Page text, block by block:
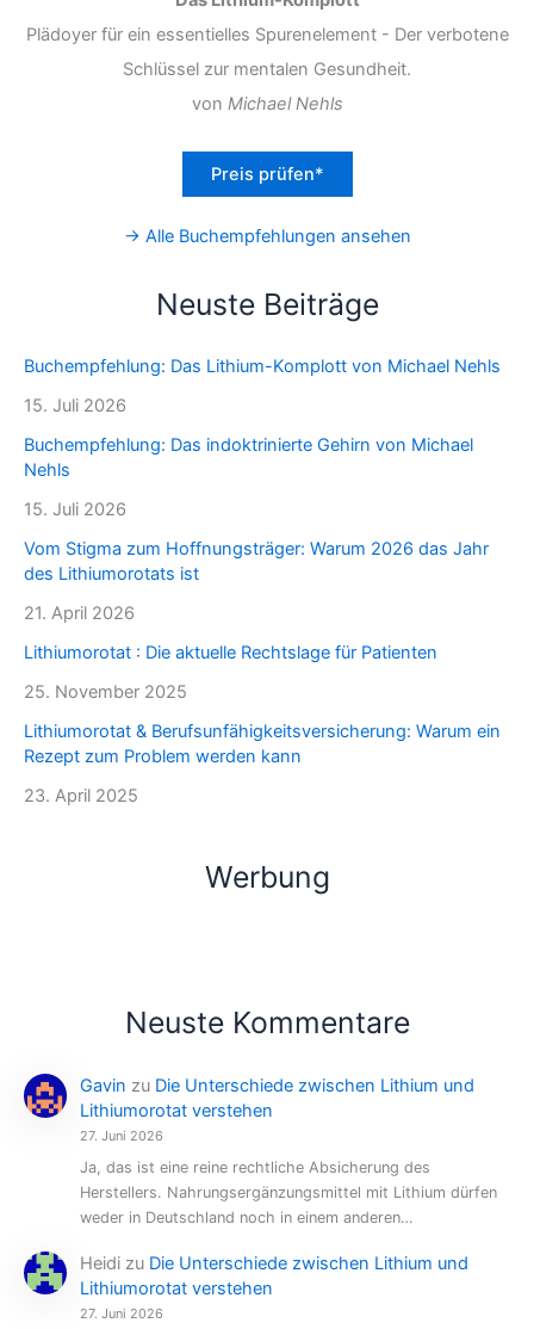
Plädoyer für ein essentielles Spurenelement - Der verbotene
Schlüssel zur mentalen Gesundheit.
von Michael Nehls
Preis prüfen*
→ Alle Buchempfehlungen ansehen
Neuste Beiträge
Buchempfehlung: Das Lithium-Komplott von Michael Nehls
15. Juli 2026
Buchempfehlung: Das indoktrinierte Gehirn von Michael
Nehls
15. Juli 2026
Vom Stigma zum Hoffnungsträger: Warum 2026 das Jahr
des Lithiumorotats ist
21. April 2026
Lithiumorotat : Die aktuelle Rechtslage für Patienten
25. November 2025
Lithiumorotat & Berufsunfähigkeitsversicherung: Warum ein
Rezept zum Problem werden kann
23. April 2025
Werbung
Neuste Kommentare
Gavin zu Die Unterschiede zwischen Lithium und
Lithiumorotat verstehen
27. Juni 2026
Ja, das ist eine reine rechtliche Absicherung des
Herstellers. Nahrungsergänzungsmittel mit Lithium dürfen
weder in Deutschland noch in einem anderen…
Heidi zu Die Unterschiede zwischen Lithium und
Lithiumorotat verstehen
27. Juni 2026